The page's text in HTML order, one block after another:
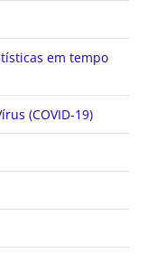
em tempo
(COVID-19)